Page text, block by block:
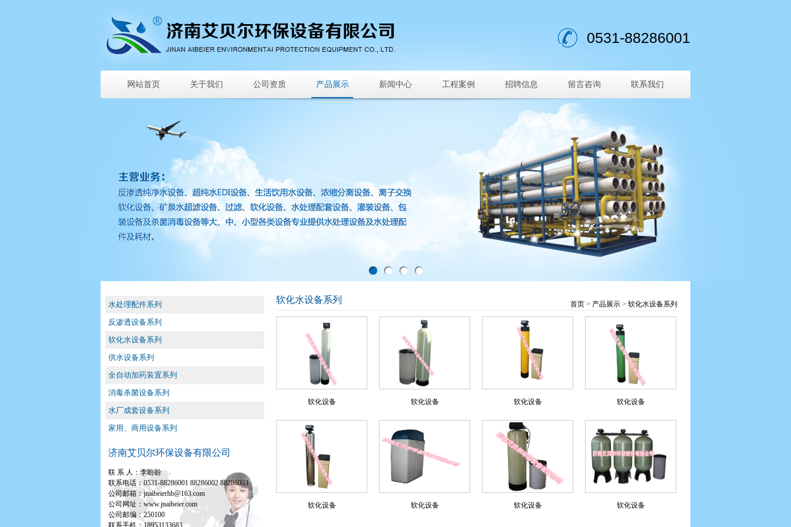
0531-88286001
网站首页 关于我们 公司资质 产品展示 新闻中心 工程案例 招聘信息 留言咨询 联系我们
水处理配件系列
反渗透设备系列
软化水设备系列
供水设备系列
全自动加药装置系列
消毒杀菌设备系列
水厂成套设备系列
家用、商用设备系列
济南艾贝尔环保设备有限公司
联 系 人：李盼盼
联系电话：0531-88286001 88286002 88286003
公司邮箱：jnaibeierhb@163.com
公司网址：www.jnaibeier.com
公司邮编：250100
联系手机：18953133683
首页 > 产品展示 > 软化水设备系列
软化水设备系列
软化设备 软化设备 软化设备 软化设备
软化设备 软化设备 软化设备 软化设备